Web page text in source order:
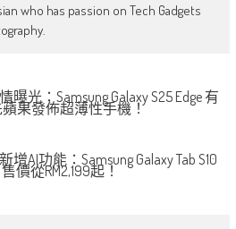
who has passion on Tech Gadgets
光：Samsung Galaxy S25 Edge 有
果發佈超薄性手機！
AI功能：Samsung Galaxy Tab S10
價從RM2,199起！